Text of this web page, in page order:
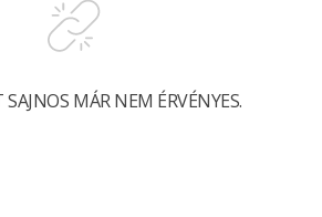
MÁR NEM ÉRVÉNYES.